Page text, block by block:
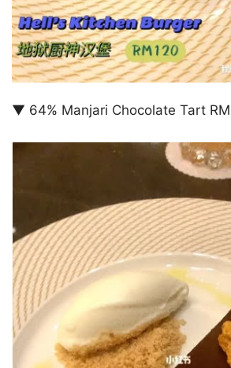
▼ 64% Manjari Chocolate Tart